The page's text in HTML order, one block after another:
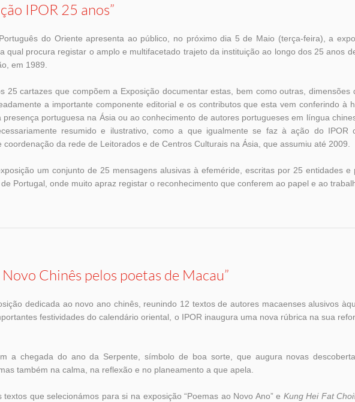
IPOR 25 anos”
do Oriente apresenta ao público, no próximo dia 5 de Maio (terça-feira), a
a qual procura registar o amplo e multifacetado trajeto da instituição ao longo dos 25 anos
em 1989.
25 cartazes que compõem a Exposição documentar estas, bem como outras, dimensões
a importante componente editorial e os contributos que esta vem conferindo à
presença portuguesa na Ásia ou ao conhecimento de autores portugueses em língua
resumido e ilustrativo, como a que igualmente se faz à ação do IPOR
coordenação da rede de Leitorados e de Centros Culturais na Ásia, que assumiu até 2009.
um conjunto de 25 mensagens alusivas à efeméride, escritas por 25 entidades e
Portugal, onde muito apraz registar o reconhecimento que conferem ao papel e ao
Novo Chinês pelos poetas de Macau”
dedicada ao novo ano chinês, reunindo 12 textos de autores macaenses alusivos
festividades do calendário oriental, o IPOR inaugura uma nova rúbrica na sua
a chegada do ano da Serpente, símbolo de boa sorte, que augura novas
também na calma, na reflexão e no planeamento a que apela.
textos que selecionámos para si na exposição “Poemas ao Novo Ano” e Kung Hei Fat Choi